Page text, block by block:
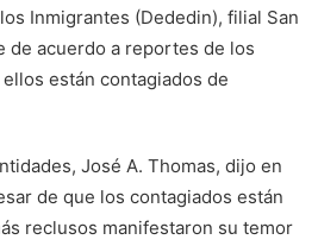
Inmigrantes (Dededin), filial San
de acuerdo a reportes de los
están contagiados de
José A. Thomas, dijo en
de que los contagiados están
reclusos manifestaron su temor